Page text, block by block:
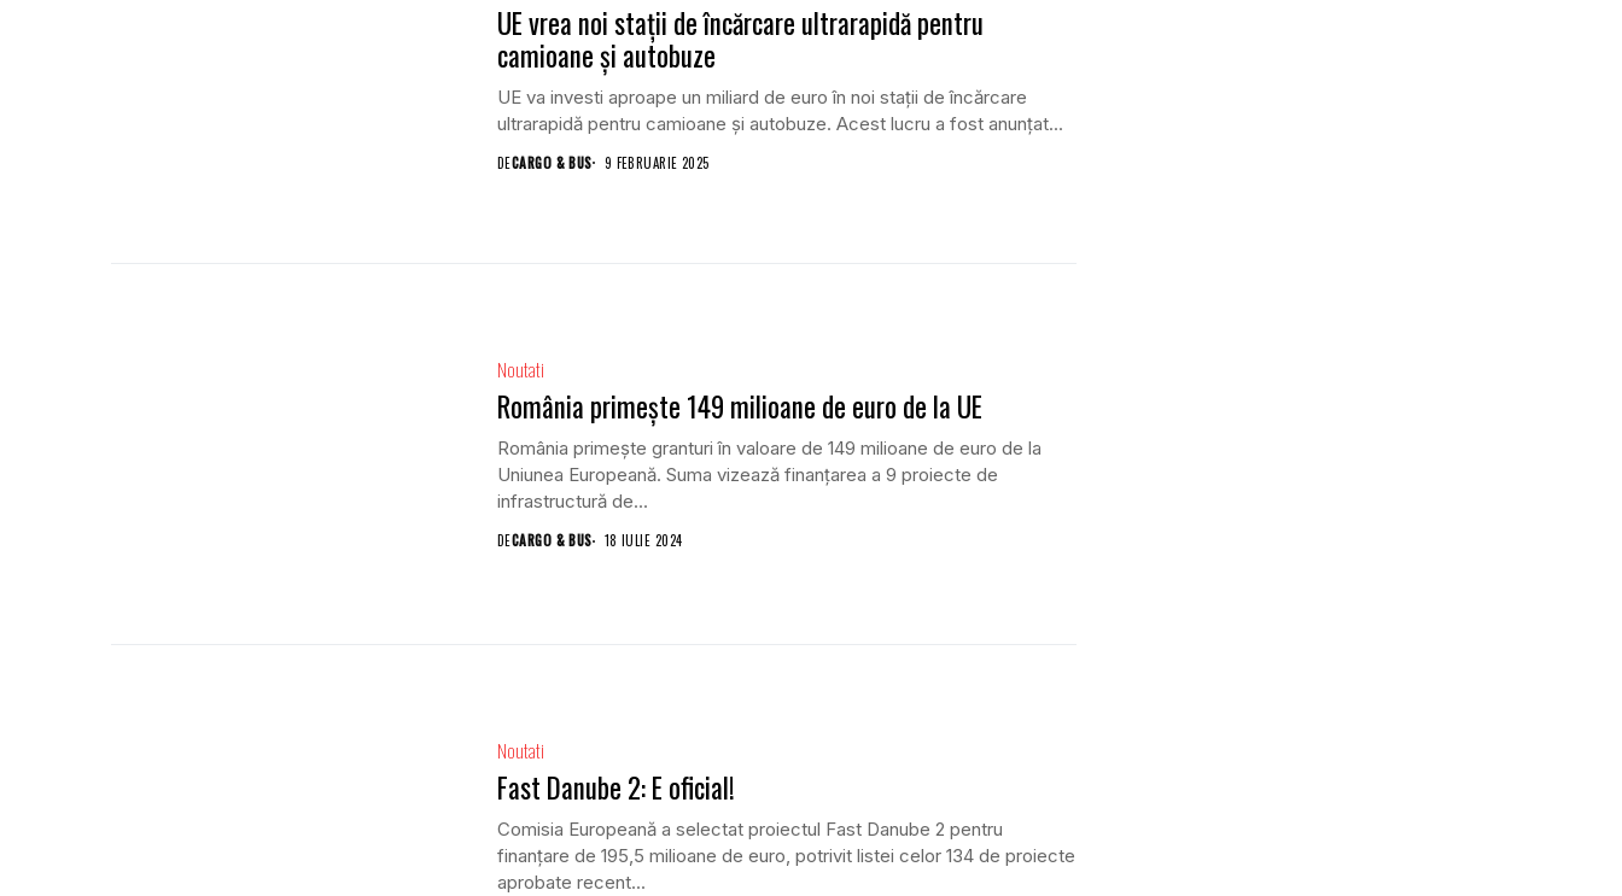
UE vrea noi stații de încărcare ultrarapidă pentru
camioane și autobuze
UE va investi aproape un miliard de euro în noi stații de încărcare
ultrarapidă pentru camioane și autobuze. Acest lucru a fost anunțat...
DECARGO & BUS 9 FEBRUARIE 2025
Noutati
România primește 149 milioane de euro de la UE
România primește granturi în valoare de 149 milioane de euro de la
Uniunea Europeană. Suma vizează finanțarea a 9 proiecte de
infrastructură de...
DECARGO & BUS 18 IULIE 2024
Noutati
Fast Danube 2: E oficial!
Comisia Europeană a selectat proiectul Fast Danube 2 pentru
finanțare de 195,5 milioane de euro, potrivit listei celor 134 de proiecte
aprobate recent...